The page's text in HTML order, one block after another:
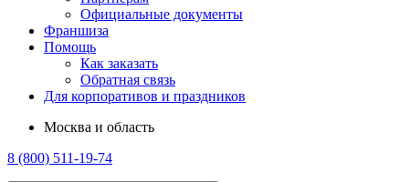
Официальные документы
Франшиза
Помощь
Как заказать
Обратная связь
Для корпоративов и праздников
Москва и область
8 (800) 511-19-74